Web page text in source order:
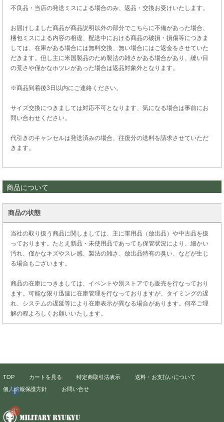
不良品・当店の発送ミスによる場合のみ、返品・交換お受けいたします。
お届けしました商品が商品説明以外の部分でこちらに不備があった場合、
梱包ミスによる内容の相違、配送中における商品の破損・損傷等につきま
しては、在庫がある場合には無料交換、無い場合にはご返金をさせていた
だきます。但し主に米国製品のため製法の雑さがある場合があり、縫い目
の荒さや僅かなホツレがあった場合は返品対象外となります。
※商品到着後3日以内にご連絡ください。
サイズ交換につきましては対応不可となります、気になる場合は事前にお
問い合わせください。
代引きのキャンセルは発送済みの場合、往復分の送料を請求させていただ
きます。
商品について
商品の状態
当社の取り扱う商品に関しましては、主に軍用品（放出品）や中古品を扱
っております。たとえ新品・未使用品であっても保管状況により、細かい
汚れ、僅かなキズやスレ感、製法の雑さ、放出品特有の臭い、などが生じ
る場合もございます。
商品の在庫につきましては、イベントや別ストアでも販売を行なっており
ます。可能な限り迅速に在庫管理を行なっておりますが、タイミングの遅
れ、システムの遅延等により在庫表示が異なる場合があります。何卒ご理
解の程よろしくお願いいたします。
TOP カートを見る 特定商取引法表示
送料・お支払いについて
個人情報保護方針
お問い合せ